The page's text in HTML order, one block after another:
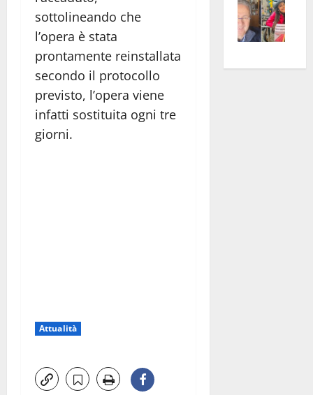
sottolineando che
l’opera è stata
prontamente reinstallata
secondo il protocollo
previsto, l’opera viene
infatti sostituita ogni tre
giorni.
Attualità
euro